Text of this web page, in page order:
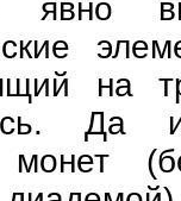
явно
на
Да
монет